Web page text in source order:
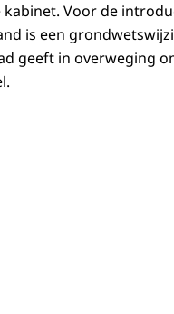
Voor de
is een
geeft in overweging